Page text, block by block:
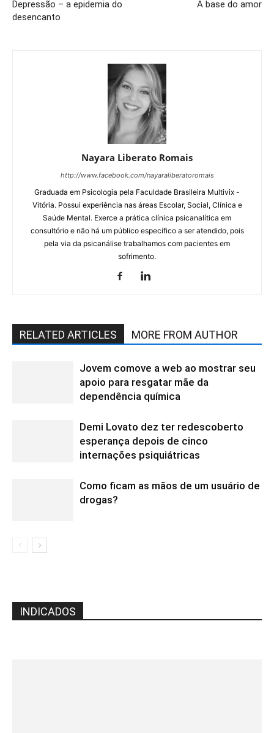
Depressão – a epidemia do
desencanto
A base do amor
Nayara Liberato Romais
http://www.facebook.com/nayaraliberatoromais
Graduada em Psicologia pela Faculdade Brasileira Multivix -
Vitória. Possui experiência nas áreas Escolar, Social, Clínica e
Saúde Mental. Exerce a prática clínica psicanalítica em
consultório e não há um público específico a ser atendido, pois
pela via da psicanálise trabalhamos com pacientes em
sofrimento.
RELATED ARTICLES MORE FROM AUTHOR
Jovem comove a web ao mostrar seu
apoio para resgatar mãe da
dependência química
Demi Lovato dez ter redescoberto
esperança depois de cinco
internações psiquiátricas
Como ficam as mãos de um usuário de
drogas?
INDICADOS